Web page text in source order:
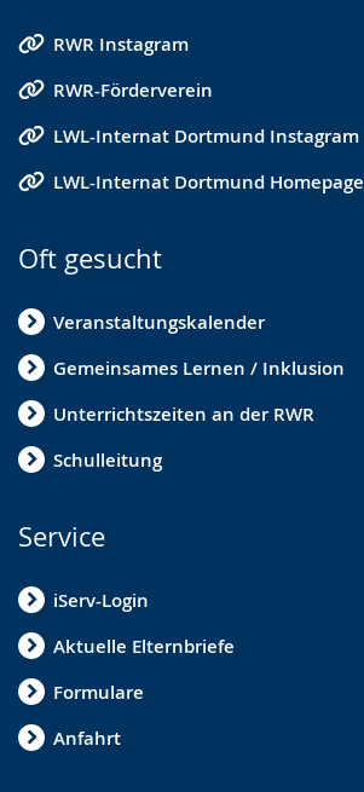
RWR Instagram
RWR-Förderverein
LWL-Internat Dortmund Instagram
LWL-Internat Dortmund Homepage
Oft gesucht
Veranstaltungskalender
Gemeinsames Lernen / Inklusion
Unterrichtszeiten an der RWR
Schulleitung
Service
iServ-Login
Aktuelle Elternbriefe
Formulare
Anfahrt